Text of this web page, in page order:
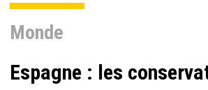
Monde
Espagne : les